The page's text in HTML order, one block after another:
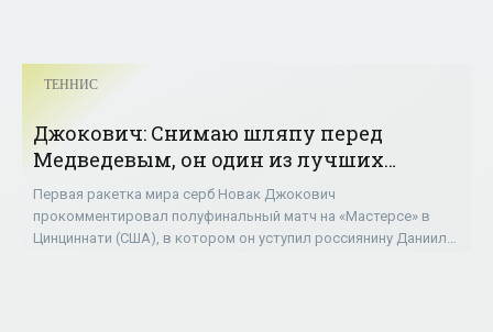
ТЕННИС
Джокович: Снимаю шляпу перед
Медведевым, он один из лучших
игроков в мире - «ТЕННИС»
Первая ракетка мира серб Новак Джокович
прокомментировал полуфинальный матч на «Мастерсе» в
Цинциннати (США), в котором он уступил россиянину Даниилу